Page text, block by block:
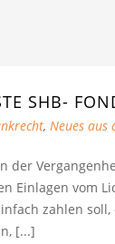
SHB-
, Neues aus
der
Einlagen vom
zahlen
[...]